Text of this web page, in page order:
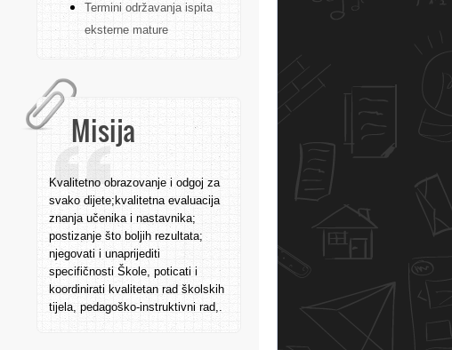
Termini održavanja ispita
eksterne mature
Misija
Kvalitetno obrazovanje i odgoj za
svako dijete;kvalitetna evaluacija
znanja učenika i nastavnika;
postizanje što boljih rezultata;
njegovati i unaprijediti
specifičnosti Škole, poticati i
koordinirati kvalitetan rad školskih
tijela, pedagoško-instruktivni rad,.